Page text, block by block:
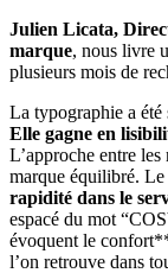
Julien Licata,
marque, nous livre
plusieurs mois de
La typographie a été
Elle gagne en
L’approche entre
marque équilibré.
rapidité dans le
espacé du mot
évoquent le
l’on retrouve dans